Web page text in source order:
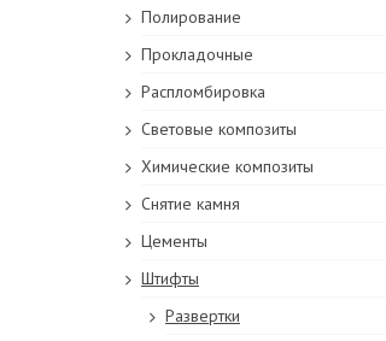
Полирование
Прокладочные
Распломбировка
Световые композиты
Химические композиты
Снятие камня
Цементы
Штифты
Развертки